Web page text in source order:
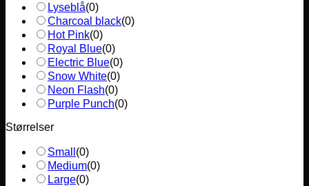
Lyseblå(0)
Charcoal black(0)
Hot Pink(0)
Royal Blue(0)
Electric Blue(0)
Snow White(0)
Neon Flash(0)
Purple Punch(0)
Størrelser
Small (0)
Medium(0)
Large(0)